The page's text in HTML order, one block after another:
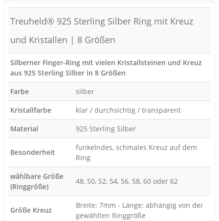
Treuheld® 925 Sterling Silber Ring mit Kreuz
und Kristallen | 8 Größen
Silberner Finger-Ring mit vielen Kristallsteinen und Kreuz
aus 925 Sterling Silber in 8 Größen
Farbe
silber
Kristallfarbe
klar / durchsichtig / transparent
Material
925 Sterling Silber
Besonderheit
funkelndes, schmales Kreuz auf dem
Ring
wählbare Größe
(Ringgröße)
48, 50, 52, 54, 56, 58, 60 oder 62
Größe Kreuz
Breite: 7mm - Länge: abhängig von der
gewählten Ringgröße